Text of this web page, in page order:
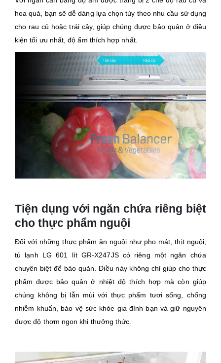
hoa quả, bạn sẽ dễ dàng lựa chọn tùy theo nhu cầu sử dụng
cho rau củ hoặc trái cây, giúp chúng được bảo quản ở điều
kiện tối ưu nhất, độ ẩm thích hợp nhất.
Tiện dụng với ngăn chứa riêng biệt
cho thực phẩm nguội
Đối với những thực phẩm ăn nguội như pho mát, thịt nguội,
tủ lạnh LG 601 lít GR-X247JS có riêng một ngăn chứa
chuyên biệt để bảo quản. Điều này không chỉ giúp cho thực
phẩm được bảo quản ở nhiệt độ thích hợp mà còn giúp
chúng không bị lẫn mùi với thực phẩm tươi sống, chống
nhiễm khuẩn, bảo vệ sức khỏe gia đình bạn và giữ nguyên
được độ thơm ngon khi thưởng thức.